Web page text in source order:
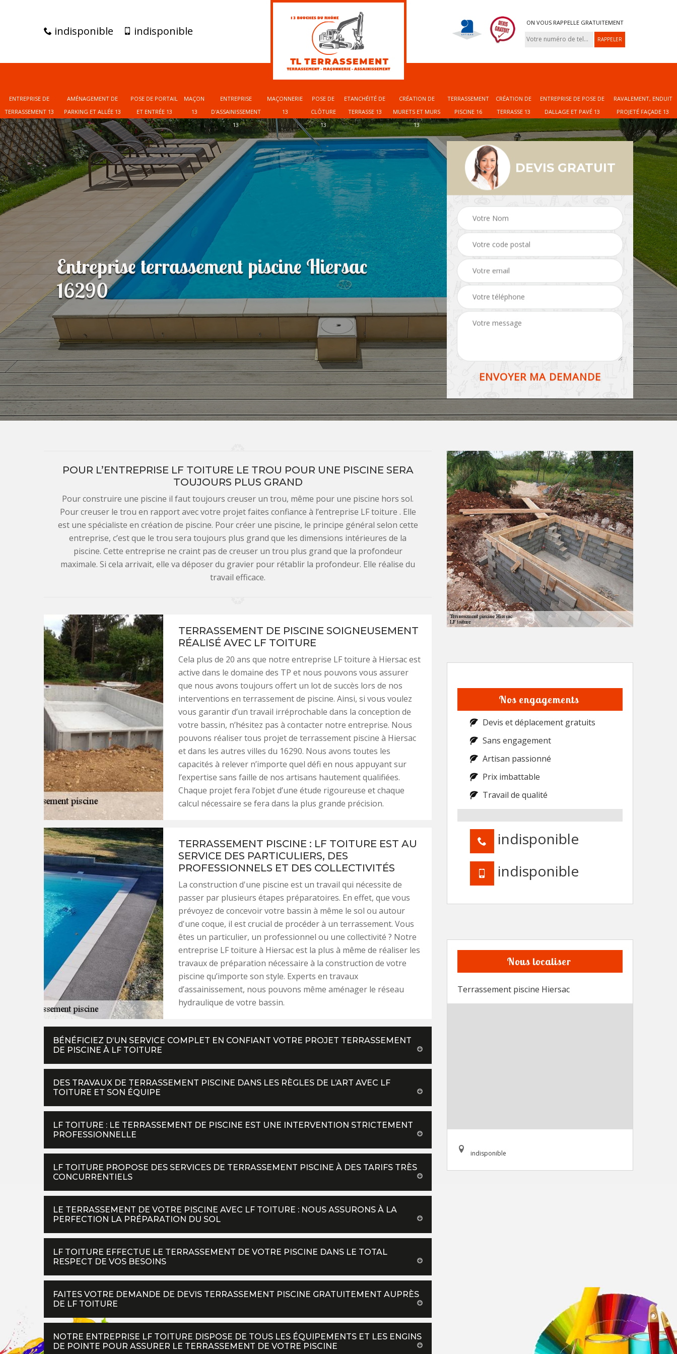
indisponible indisponible
ON VOUS RAPPELLE GRATUITEMENT
ENTREPRISE DE
TERRASSEMENT 13
AMÉNAGEMENT DE
PARKING ET ALLÉE 13
POSE DE PORTAIL
ET ENTRÉE 13
MAÇON
13
ENTREPRISE
D'ASSAINISSEMENT
13
MAÇONNERIE
13
POSE DE
CLÔTURE
13
ETANCHÉITÉ DE
TERRASSE 13
CRÉATION DE
MURETS ET MURS
13
TERRASSEMENT
PISCINE 16
CRÉATION DE
TERRASSE 13
ENTREPRISE DE POSE DE
DALLAGE ET PAVÉ 13
RAVALEMENT, ENDUIT
PROJETÉ FAÇADE 13
Entreprise terrassement piscine Hiersac
16290
DEVIS GRATUIT
POUR L’ENTREPRISE LF TOITURE LE TROU POUR UNE PISCINE SERA
TOUJOURS PLUS GRAND
Pour construire une piscine il faut toujours creuser un trou, même pour une piscine hors sol.
Pour creuser le trou en rapport avec votre projet faites confiance à l’entreprise LF toiture . Elle
est une spécialiste en création de piscine. Pour créer une piscine, le principe général selon cette
entreprise, c’est que le trou sera toujours plus grand que les dimensions intérieures de la
piscine. Cette entreprise ne craint pas de creuser un trou plus grand que la profondeur
maximale. Si cela arrivait, elle va déposer du gravier pour rétablir la profondeur. Elle réalise du
travail efficace.
TERRASSEMENT DE PISCINE SOIGNEUSEMENT
RÉALISÉ AVEC LF TOITURE
Cela plus de 20 ans que notre entreprise LF toiture à Hiersac est
active dans le domaine des TP et nous pouvons vous assurer
que nous avons toujours offert un lot de succès lors de nos
interventions en terrassement de piscine. Ainsi, si vous voulez
vous garantir d’un travail irréprochable dans la conception de
votre bassin, n’hésitez pas à contacter notre entreprise. Nous
pouvons réaliser tous projet de terrassement piscine à Hiersac
et dans les autres villes du 16290. Nous avons toutes les
capacités à relever n’importe quel défi en nous appuyant sur
l’expertise sans faille de nos artisans hautement qualifiées.
Chaque projet fera l‘objet d’une étude rigoureuse et chaque
calcul nécessaire se fera dans la plus grande précision.
TERRASSEMENT PISCINE : LF TOITURE EST AU
SERVICE DES PARTICULIERS, DES
PROFESSIONNELS ET DES COLLECTIVITÉS
La construction d'une piscine est un travail qui nécessite de
passer par plusieurs étapes préparatoires. En effet, que vous
prévoyez de concevoir votre bassin à même le sol ou autour
d'une coque, il est crucial de procéder à un terrassement. Vous
êtes un particulier, un professionnel ou une collectivité ? Notre
entreprise LF toiture à Hiersac est la plus à même de réaliser les
travaux de préparation nécessaire à la construction de votre
piscine qu’importe son style. Experts en travaux
d’assainissement, nous pouvons même aménager le réseau
hydraulique de votre bassin.
BÉNÉFICIEZ D’UN SERVICE COMPLET EN CONFIANT VOTRE PROJET TERRASSEMENT
DE PISCINE À LF TOITURE
DES TRAVAUX DE TERRASSEMENT PISCINE DANS LES RÈGLES DE L’ART AVEC LF
TOITURE ET SON ÉQUIPE
LF TOITURE : LE TERRASSEMENT DE PISCINE EST UNE INTERVENTION STRICTEMENT
PROFESSIONNELLE
LF TOITURE PROPOSE DES SERVICES DE TERRASSEMENT PISCINE À DES TARIFS TRÈS
CONCURRENTIELS
LE TERRASSEMENT DE VOTRE PISCINE AVEC LF TOITURE : NOUS ASSURONS À LA
PERFECTION LA PRÉPARATION DU SOL
LF TOITURE EFFECTUE LE TERRASSEMENT DE VOTRE PISCINE DANS LE TOTAL
RESPECT DE VOS BESOINS
FAITES VOTRE DEMANDE DE DEVIS TERRASSEMENT PISCINE GRATUITEMENT AUPRÈS
DE LF TOITURE
NOTRE ENTREPRISE LF TOITURE DISPOSE DE TOUS LES ÉQUIPEMENTS ET LES ENGINS
DE POINTE POUR ASSURER LE TERRASSEMENT DE VOTRE PISCINE
Nos engagements
Devis et déplacement gratuits
Sans engagement
Artisan passionné
Prix imbattable
Travail de qualité
indisponible
indisponible
Nous localiser
Terrassement piscine Hiersac
indisponible